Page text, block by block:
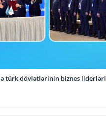
dövlətlərinin biznes liderləri Bakıda bir